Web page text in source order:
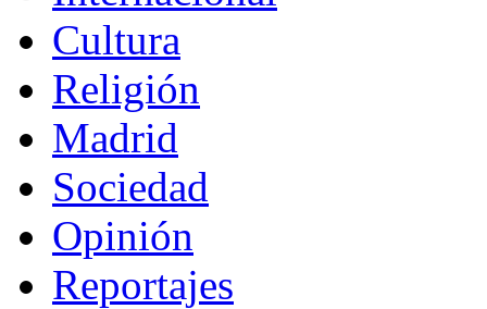
Cultura
Religión
Madrid
Sociedad
Opinión
Reportajes